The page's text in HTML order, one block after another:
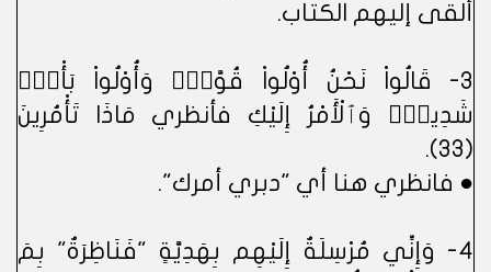
ألقى إليهم الكتاب.
٣- قَالُواْ نَحْنُ أُوْلُواْ قُوَّةٍۢ وَأُوْلُواْ بَأْسٍۢ
شَدِيدٍۢ وَٱلْأَمْرُ إِلَيْكِ فأنظري مَاذَا تَأْمُرِينَ
(٣٣).
● فانظري هنا أي "دبري أمرك".
٤- وَإِنِّي مُرْسِلَةٌ إِلَيْهِم بِهَدِيَّةٍ "فَنَاظِرَةٌ" بِمَ